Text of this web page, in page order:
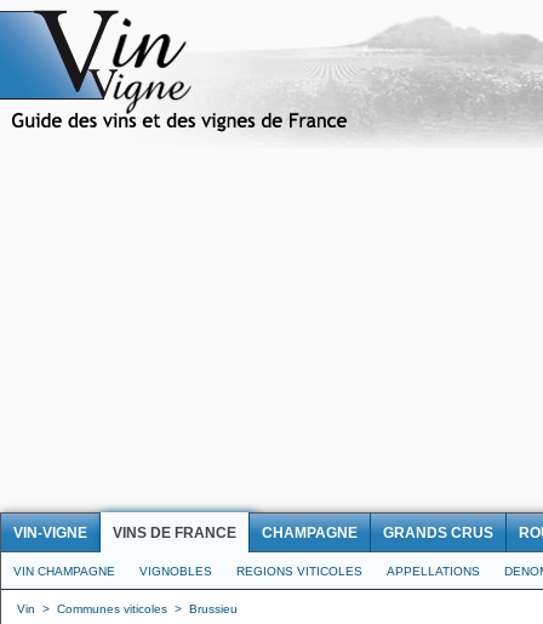
VIN-VIGNE VINS DE FRANCE CHAMPAGNE GRANDS CRUS
VIN CHAMPAGNE VIGNOBLES REGIONS VITICOLES APPELLATIONS
Vin > Communes viticoles > Brussieu